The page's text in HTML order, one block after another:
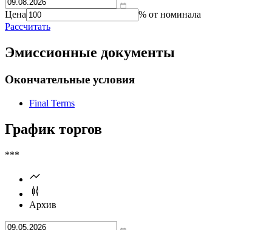
Цена
% от номинала
Рассчитать
Эмиссионные документы
Окончательные условия
Final Terms
График торгов
***
Архив